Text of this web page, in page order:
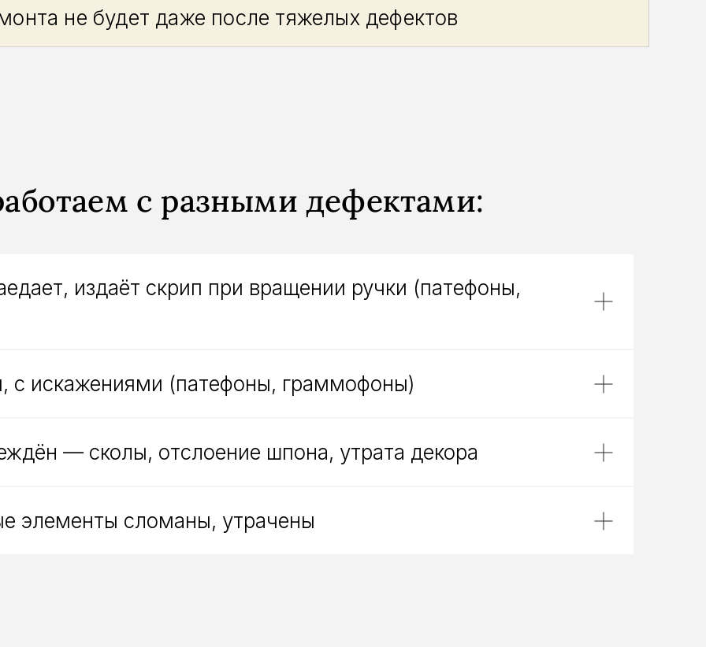
не будет даже после тяжелых дефектов
с разными дефектами:
издаёт скрип при вращении ручки (патефоны,
с искажениями (патефоны, граммофоны)
— сколы, отслоение шпона, утрата декора
элементы сломаны, утрачены